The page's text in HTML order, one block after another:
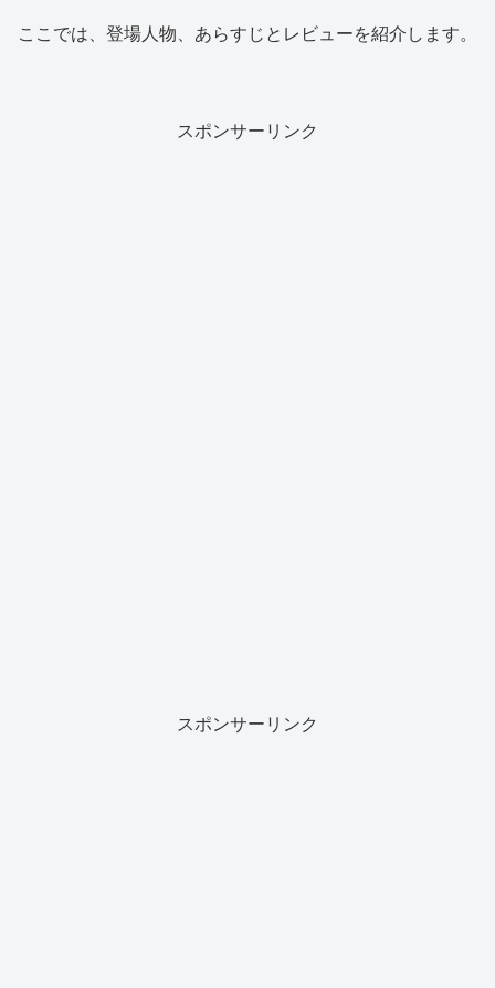
ここでは、登場人物、あらすじとレビューを紹介します。
スポンサーリンク
スポンサーリンク